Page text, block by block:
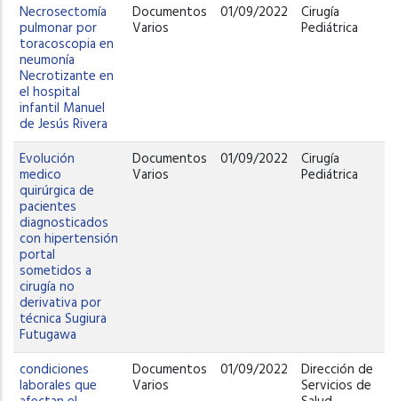
Necrosectomía
pulmonar por
toracoscopia en
neumonía
Necrotizante en
el hospital
infantil Manuel
de Jesús Rivera
Documentos
Varios
01/09/2022 Cirugía
Pediátrica
Evolución
medico
quirúrgica de
pacientes
diagnosticados
con hipertensión
portal
sometidos a
cirugía no
derivativa por
técnica Sugiura
Futugawa
Documentos
Varios
01/09/2022 Cirugía
Pediátrica
condiciones
laborales que
Documentos
Varios
01/09/2022 Dirección de
Servicios de